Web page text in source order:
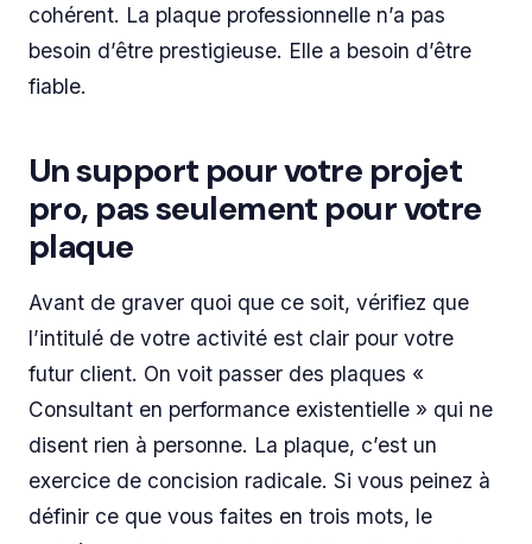
cohérent. La plaque professionnelle n’a pas
besoin d’être prestigieuse. Elle a besoin d’être
fiable.
Un support pour votre projet
pro, pas seulement pour votre
plaque
Avant de graver quoi que ce soit, vérifiez que
l’intitulé de votre activité est clair pour votre
futur client. On voit passer des plaques «
Consultant en performance existentielle » qui ne
disent rien à personne. La plaque, c’est un
exercice de concision radicale. Si vous peinez à
définir ce que vous faites en trois mots, le